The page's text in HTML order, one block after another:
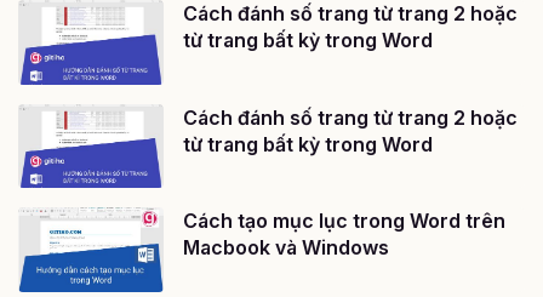
Cách đánh số trang từ trang 2 hoặc
từ trang bất kỳ trong Word
Cách đánh số trang từ trang 2 hoặc
từ trang bất kỳ trong Word
Cách tạo mục lục trong Word trên
Macbook và Windows